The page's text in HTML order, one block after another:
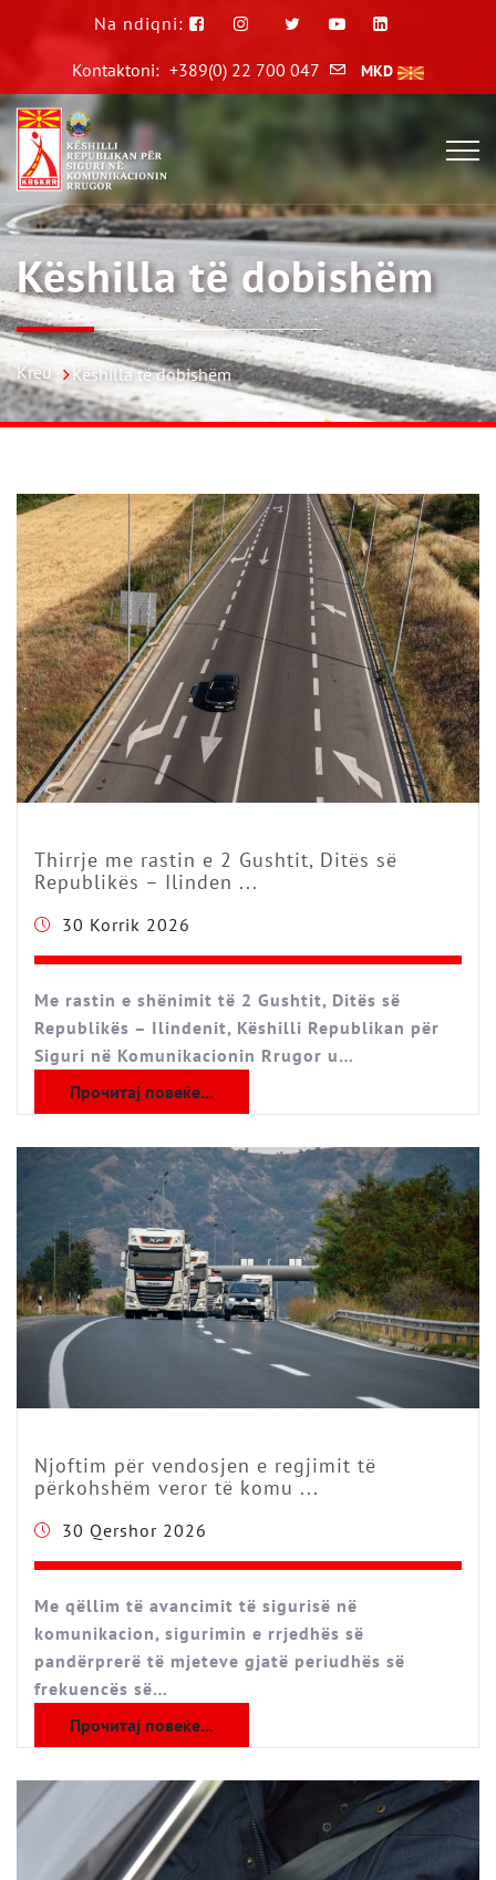
Na ndiqni:
Kontaktoni: +389(0) 22 700 047 MKD
Këshilla të dobishëm
Kreu Këshilla të dobishëm
Thirrje me rastin e 2 Gushtit, Ditës së
Republikës – Ilinden ...
30 Korrik 2026
Me rastin e shënimit të 2 Gushtit, Ditës së
Republikës – Ilindenit, Këshilli Republikan për
Siguri në Komunikacionin Rrugor u…
Прочитај повеќе...
Njoftim për vendosjen e regjimit të
përkohshëm veror të komu ...
30 Qershor 2026
Me qëllim të avancimit të sigurisë në
komunikacion, sigurimin e rrjedhës së
pandërprerë të mjeteve gjatë periudhës së
frekuencës së…
Прочитај повеќе...